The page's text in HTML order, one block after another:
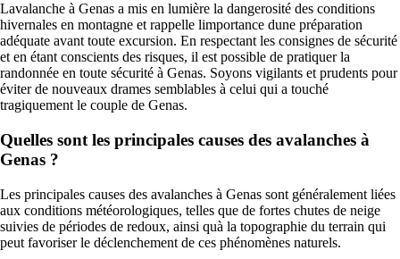
Lavalanche à Genas a mis en lumière la dangerosité des conditions
hivernales en montagne et rappelle limportance dune préparation
adéquate avant toute excursion. En respectant les consignes de sécurité
et en étant conscients des risques, il est possible de pratiquer la
randonnée en toute sécurité à Genas. Soyons vigilants et prudents pour
éviter de nouveaux drames semblables à celui qui a touché
tragiquement le couple de Genas.
Quelles sont les principales causes des avalanches à
Genas ?
Les principales causes des avalanches à Genas sont généralement liées
aux conditions météorologiques, telles que de fortes chutes de neige
suivies de périodes de redoux, ainsi quà la topographie du terrain qui
peut favoriser le déclenchement de ces phénomènes naturels.